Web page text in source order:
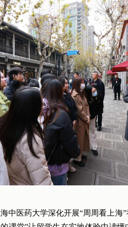
中医药大学深化开展“周周看上海